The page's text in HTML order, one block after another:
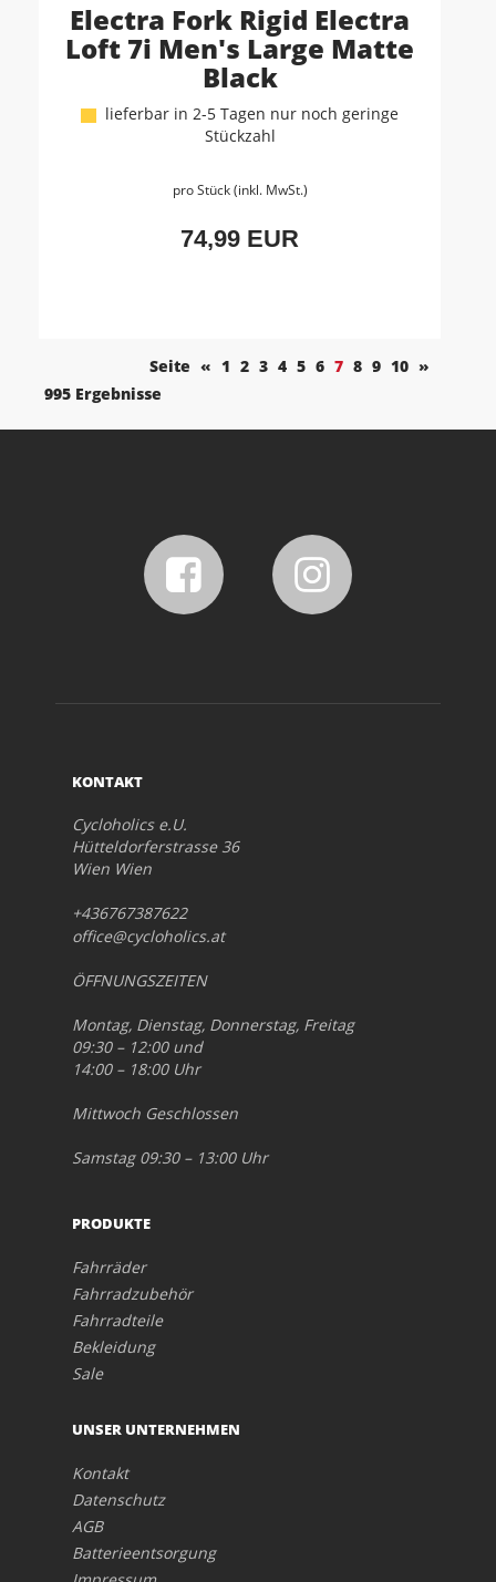
Electra Fork Rigid Electra
Loft 7i Men's Large Matte
Black
lieferbar in 2-5 Tagen nur noch geringe
Stückzahl
pro Stück (inkl. MwSt.)
74,99 EUR
Seite « 1 2 3 4 5 6 7 8 9 10 »
995 Ergebnisse
KONTAKT
Cycloholics e.U.
Hütteldorferstrasse 36
Wien Wien
+436767387622
office@cycloholics.at
ÖFFNUNGSZEITEN
Montag, Dienstag, Donnerstag, Freitag
09:30 – 12:00 und
14:00 – 18:00 Uhr
Mittwoch Geschlossen
Samstag 09:30 – 13:00 Uhr
PRODUKTE
Fahrräder
Fahrradzubehör
Fahrradteile
Bekleidung
Sale
UNSER UNTERNEHMEN
Kontakt
Datenschutz
AGB
Batterieentsorgung